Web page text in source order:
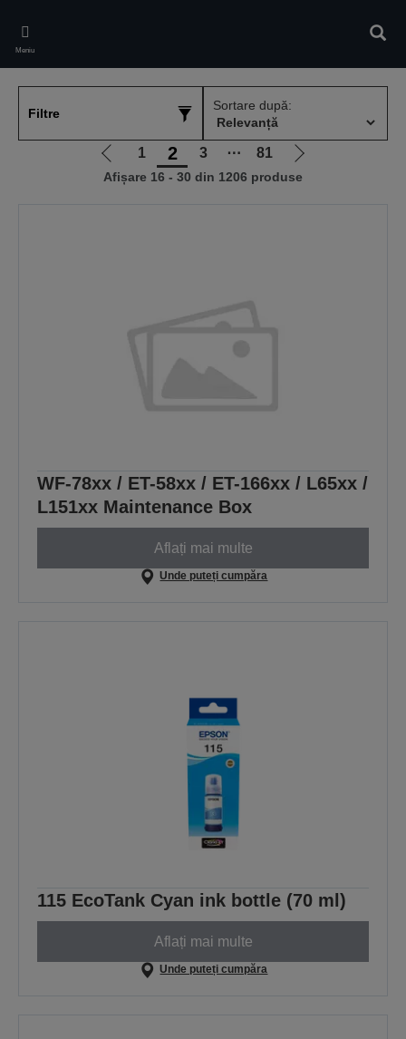
main
content
Meniu
Filtre
Sortare după:
Mergi
la
1 2 3 ⋯ 81
Mergi
la
Afișare 16 - 30 din 1206 produse
WF-78xx / ET-58xx / ET-166xx / L65xx /
L151xx Maintenance Box
Aflați mai multe
Unde puteți cumpăra
115 EcoTank Cyan ink bottle (70 ml)
Aflați mai multe
Unde puteți cumpăra